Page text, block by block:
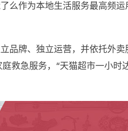
么作为本地生活服务最高频
品牌、独立运营，并依托外
救急服务，“天猫超市一小